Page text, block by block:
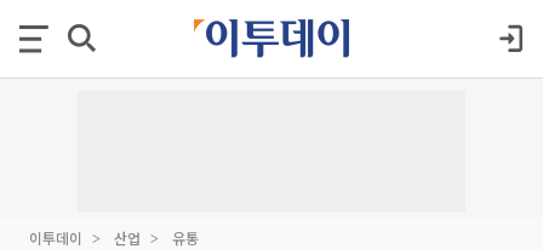
이투데이 산업 유통